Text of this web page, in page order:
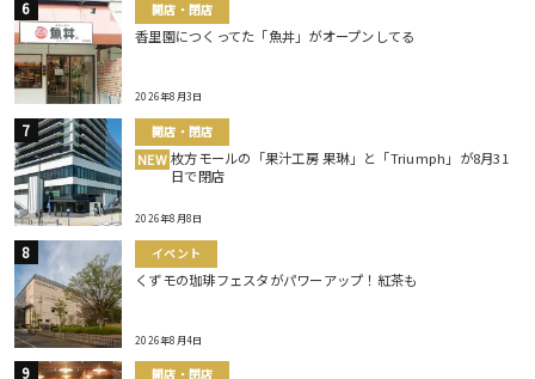
開店・閉店
香里園につくってた「魚丼」がオープンしてる
2026年8月3日
開店・閉店
NEW 枚方モールの「果汁工房 果琳」と「Triumph」が8月31
日で閉店
2026年8月8日
イベント
くずモの珈琲フェスタがパワーアップ！紅茶も
2026年8月4日
開店・閉店